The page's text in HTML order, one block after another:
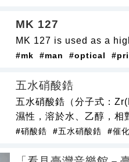
MK 127
MK 127 is used as a
#mk #man #optical
五水硝酸鋯
五水硝酸鋯（分子式：
濕性，溶於水、乙醇，相
#硝酸鋯 #五水硝酸鋯 #催